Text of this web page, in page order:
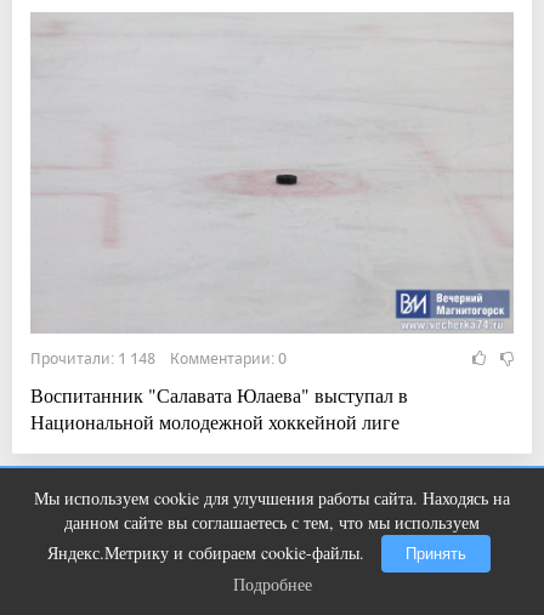
Прочитали: 1 148 Комментарии: 0
Воспитанник "Салавата Юлаева" выступал в
Национальной молодежной хоккейной лиге
Показать ещё
Мы используем cookie для улучшения работы сайта. Находясь на
данном сайте вы соглашаетесь с тем, что мы используем
Яндекс.Метрику и собираем cookie-файлы.
Принять
Подробнее
Ногти будут чистыми! Домашний
метод убьет грибок, возьмите 3%-ю…
Подробнее